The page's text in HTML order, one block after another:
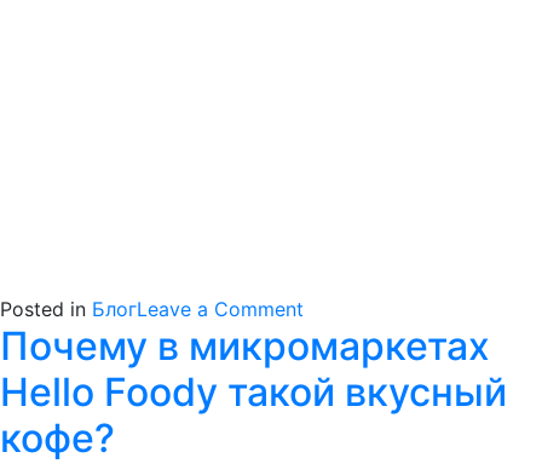
Posted in БлогLeave a Comment
Стресс
на
работе
Почему в микромаркетах
Hello Foody такой вкусный
кофе?